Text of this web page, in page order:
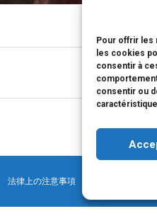
Pour offrir les
les cookies
consentir à
consentir ou
法律上の注意事項